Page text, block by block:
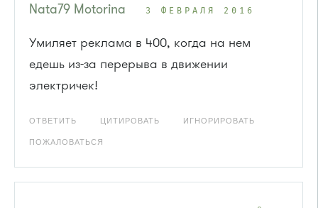
Nata79 Motorina 3 ФЕВРАЛЯ 2016
Умиляет реклама в 400, когда на нем
едешь из-за перерыва в движении
электричек!
ОТВЕТИТЬ ЦИТИРОВАТЬ ИГНОРИРОВАТЬ
ПОЖАЛОВАТЬСЯ